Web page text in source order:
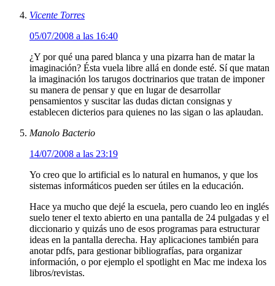
Vicente Torres
05/07/2008 a las 16:40
¿Y por qué una pared blanca y una pizarra han de matar la
imaginación? Ésta vuela libre allá en donde esté. Sí que matan
la imaginación los tarugos doctrinarios que tratan de imponer
su manera de pensar y que en lugar de desarrollar
pensamientos y suscitar las dudas dictan consignas y
establecen dicterios para quienes no las sigan o las aplaudan.
Manolo Bacterio
14/07/2008 a las 23:19
Yo creo que lo artificial es lo natural en humanos, y que los
sistemas informáticos pueden ser útiles en la educación.
Hace ya mucho que dejé la escuela, pero cuando leo en inglés
suelo tener el texto abierto en una pantalla de 24 pulgadas y el
diccionario y quizás uno de esos programas para estructurar
ideas en la pantalla derecha. Hay aplicaciones también para
anotar pdfs, para gestionar bibliografías, para organizar
información, o por ejemplo el spotlight en Mac me indexa los
libros/revistas.